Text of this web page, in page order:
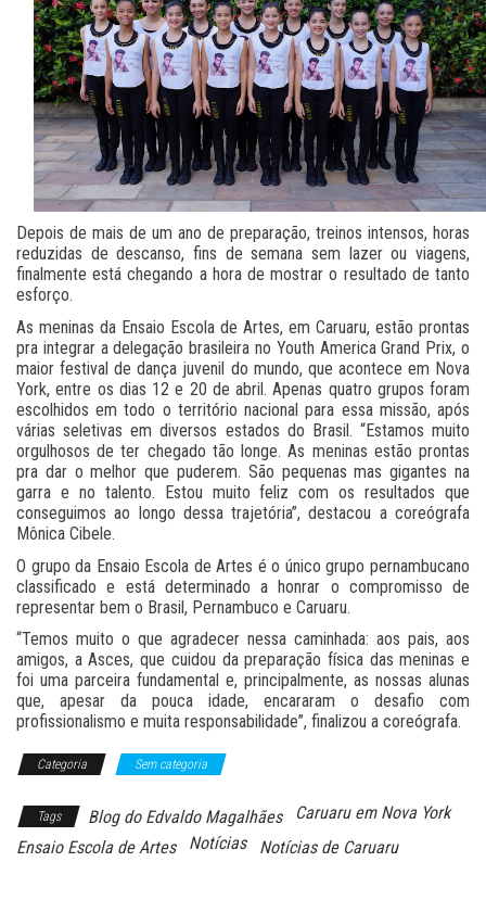
Depois de mais de um ano de preparação, treinos intensos, horas
reduzidas de descanso, fins de semana sem lazer ou viagens,
finalmente está chegando a hora de mostrar o resultado de tanto
esforço.
As meninas da Ensaio Escola de Artes, em Caruaru, estão prontas
pra integrar a delegação brasileira no Youth America Grand Prix, o
maior festival de dança juvenil do mundo, que acontece em Nova
York, entre os dias 12 e 20 de abril. Apenas quatro grupos foram
escolhidos em todo o território nacional para essa missão, após
várias seletivas em diversos estados do Brasil. “Estamos muito
orgulhosos de ter chegado tão longe. As meninas estão prontas
pra dar o melhor que puderem. São pequenas mas gigantes na
garra e no talento. Estou muito feliz com os resultados que
conseguimos ao longo dessa trajetória”, destacou a coreógrafa
Mônica Cibele.
O grupo da Ensaio Escola de Artes é o único grupo pernambucano
classificado e está determinado a honrar o compromisso de
representar bem o Brasil, Pernambuco e Caruaru.
“Temos muito o que agradecer nessa caminhada: aos pais, aos
amigos, a Asces, que cuidou da preparação física das meninas e
foi uma parceira fundamental e, principalmente, as nossas alunas
que, apesar da pouca idade, encararam o desafio com
profissionalismo e muita responsabilidade”, finalizou a coreógrafa.
Categoria Sem categoria
Tags Blog do Edvaldo Magalhães
Caruaru em Nova York
Ensaio Escola de Artes
Notícias Notícias de Caruaru